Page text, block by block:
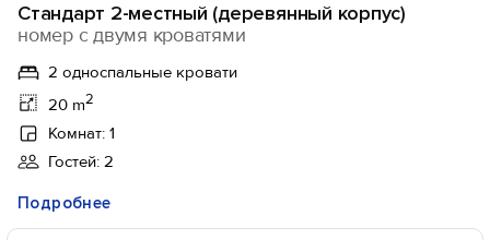
Стандарт 2-местный (деревянный корпус)
номер с двумя кроватями
2 односпальные кровати
20 m2
Комнат: 1
Гостей: 2
Подробнее